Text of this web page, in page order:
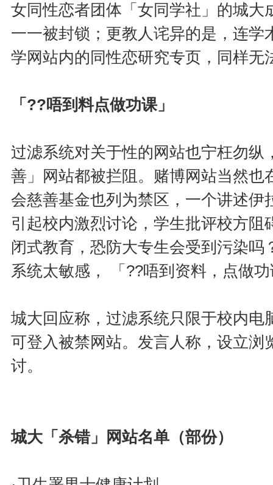
女同性恋者团体「女同学社」的城
一一被封锁；更教人诧异的是，连
学网站内的同性恋研究专页，同样无
「??唔到料点做功课」
过滤系统对关于性的网站也宁枉勿
善」网站都被拦阻。赌博网站当然
会慈善基金也列为禁区，一个讲述
引起校内激烈讨论，学生批评校方
闭式教育，恐防大专生会受到污染
系统太敏感， 「??唔到资料，点做
城大回应称，过滤系统只限于校内
可登入被禁网站。发言人称，设立
讨。
城大「杀错」网站名单（部份）